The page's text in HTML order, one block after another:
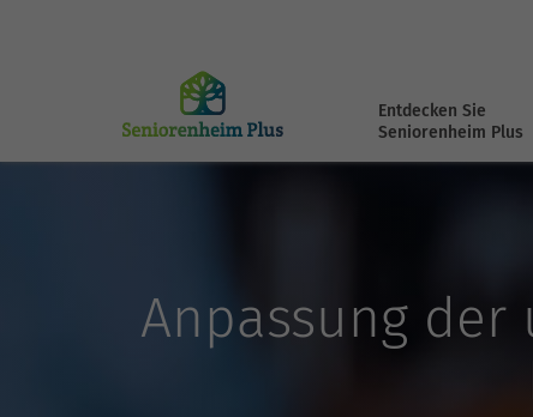
Entdecken Sie
Seniorenheim Plus
Anpassung